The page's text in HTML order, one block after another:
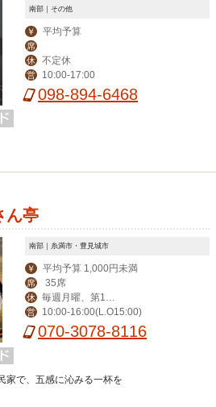
南部｜その他
￥ 平均予算
席
休
不定休
営 10:00-17:00
098-894-6468
ん亭
南部｜糸満市・豊見城市
￥ 平均予算 1,000円未満
席 35席
休
毎週月曜、第1と
月末の日曜日
営 10:00-16:00(L.O15:00)
070-3078-8116
家で、五感に沁みる一杯を